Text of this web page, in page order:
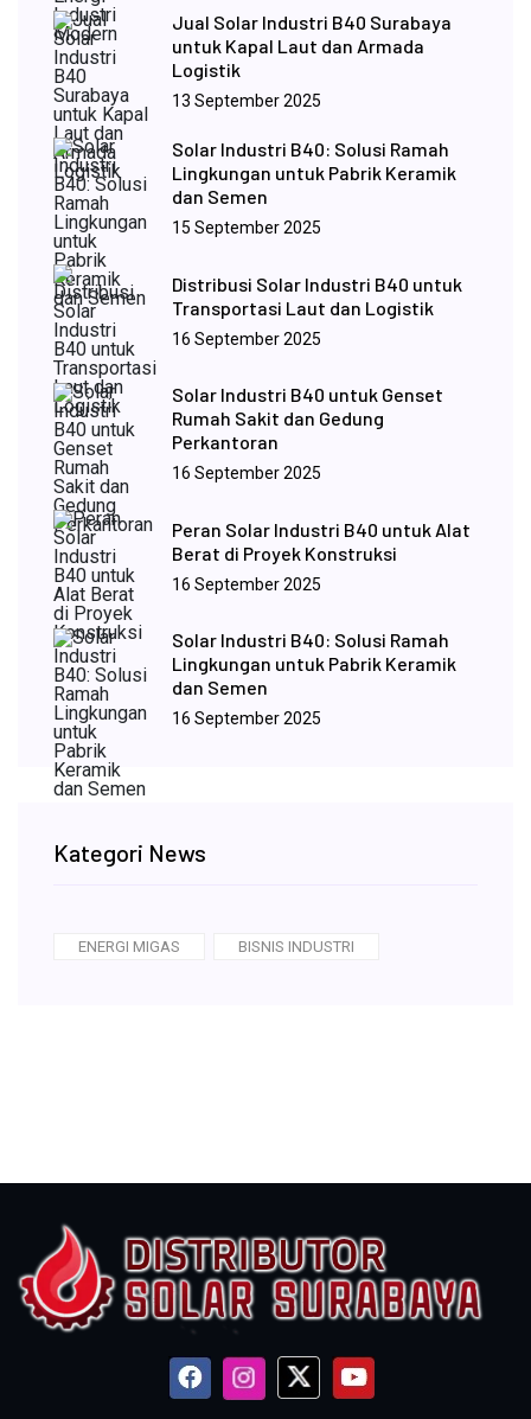
Jual Solar Industri B40 Surabaya
untuk Kapal Laut dan Armada
Logistik
13 September 2025
Solar Industri B40: Solusi Ramah
Lingkungan untuk Pabrik Keramik
dan Semen
15 September 2025
Distribusi Solar Industri B40 untuk
Transportasi Laut dan Logistik
16 September 2025
Solar Industri B40 untuk Genset
Rumah Sakit dan Gedung
Perkantoran
16 September 2025
Peran Solar Industri B40 untuk Alat
Berat di Proyek Konstruksi
16 September 2025
Solar Industri B40: Solusi Ramah
Lingkungan untuk Pabrik Keramik
dan Semen
16 September 2025
Kategori News
ENERGI MIGAS BISNIS INDUSTRI